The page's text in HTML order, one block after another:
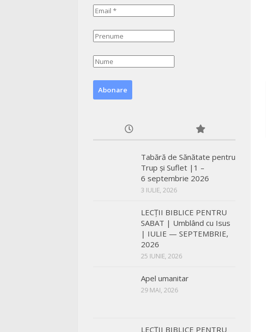
Tabără de Sănătate pentru
Trup și Suflet |1 –
6 septembrie 2026
3 IULIE, 2026
LECŢII BIBLICE PENTRU
SABAT | Umblând cu Isus
| IULIE — SEPTEMBRIE,
2026
25 IUNIE, 2026
Apel umanitar
29 MAI, 2026
LECŢII BIBLICE PENTRU